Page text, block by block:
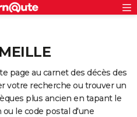
page au carnet des décès des
votre recherche ou trouver un
plus ancien en tapant le
le code postal d'une